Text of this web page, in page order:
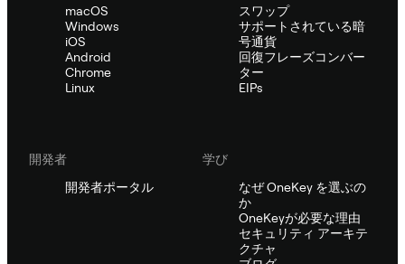
macOS
Windows
iOS
Android
Chrome
Linux
スワップ
サポートされている暗
号通貨
回復フレーズコンバー
ター
EIPs
開発者
開発者ポータル
学び
なぜ OneKey を選ぶの
か
OneKeyが必要な理由
セキュリティ アーキテ
クチャ